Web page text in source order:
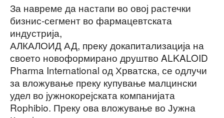
За навреме да настапи во овој растечки
бизнис-сегмент во фармацевтската
индустрија,
АЛКАЛОИД АД, преку докапитализација на
своето новоформирано друштво ALKALOID
Pharma International од Хрватска, се одлучи
за вложување преку купување малцински
удел во јужнокорејската компанијата
Rophibio. Преку ова вложување во Јужна